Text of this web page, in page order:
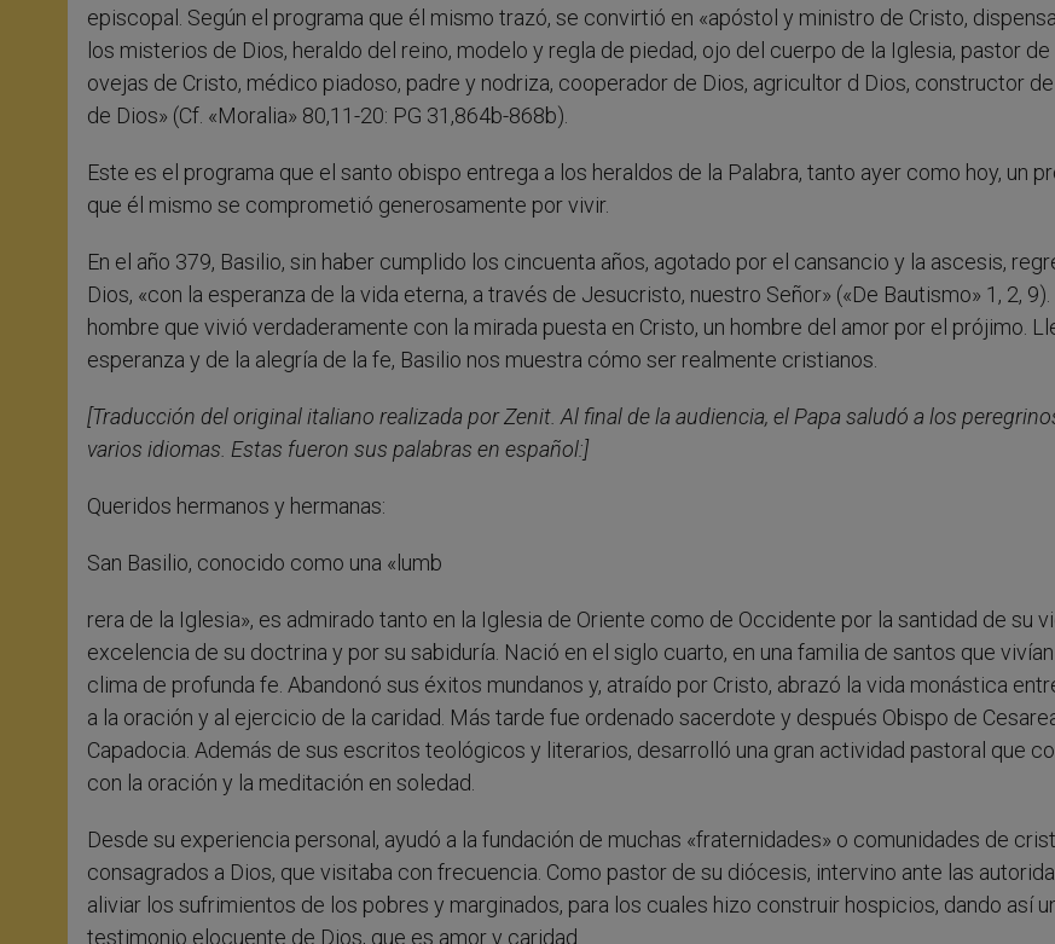
episcopal. Según el programa que él mismo trazó, se convirtió en «apóstol y ministro de Cristo,
los misterios de Dios, heraldo del reino, modelo y regla de piedad, ojo del cuerpo de la Iglesia, pastor de
ovejas de Cristo, médico piadoso, padre y nodriza, cooperador de Dios, agricultor d Dios, constructor
de Dios» (Cf. «Moralia» 80,11-20: PG 31,864b-868b).
Este es el programa que el santo obispo entrega a los heraldos de la Palabra, tanto ayer como hoy, un
que él mismo se comprometió generosamente por vivir.
En el año 379, Basilio, sin haber cumplido los cincuenta años, agotado por el cansancio y la ascesis,
Dios, «con la esperanza de la vida eterna, a través de Jesucristo, nuestro Señor» («De Bautismo» 1, 2, 9).
hombre que vivió verdaderamente con la mirada puesta en Cristo, un hombre del amor por el prójimo.
esperanza y de la alegría de la fe, Basilio nos muestra cómo ser realmente cristianos.
[Traducción del original italiano realizada por Zenit. Al final de la audiencia, el Papa saludó a los
varios idiomas. Estas fueron sus palabras en español:]
Queridos hermanos y hermanas:
San Basilio, conocido como una «lumb
rera de la Iglesia», es admirado tanto en la Iglesia de Oriente como de Occidente por la santidad de su
excelencia de su doctrina y por su sabiduría. Nació en el siglo cuarto, en una familia de santos que vivían
clima de profunda fe. Abandonó sus éxitos mundanos y, atraído por Cristo, abrazó la vida monástica
a la oración y al ejercicio de la caridad. Más tarde fue ordenado sacerdote y después Obispo de
Capadocia. Además de sus escritos teológicos y literarios, desarrolló una gran actividad pastoral que
con la oración y la meditación en soledad.
Desde su experiencia personal, ayudó a la fundación de muchas «fraternidades» o comunidades de
consagrados a Dios, que visitaba con frecuencia. Como pastor de su diócesis, intervino ante las
aliviar los sufrimientos de los pobres y marginados, para los cuales hizo construir hospicios, dando así
testimonio elocuente de Dios, que es amor y caridad.